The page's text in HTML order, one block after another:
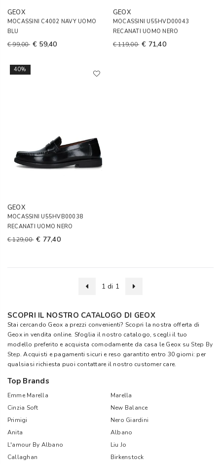
GEOX
MOCASSINI C4002 NAVY UOMO
BLU
€ 99,00 € 59,40
GEOX
MOCASSINI U55HVD00043
RECANATI UOMO NERO
€ 119,00 € 71,40
40%
GEOX
MOCASSINI U55HVB00038
RECANATI UOMO NERO
€ 129,00 € 77,40
1 di 1
SCOPRI IL NOSTRO CATALOGO DI GEOX
Stai cercando Geox a prezzi convenienti? Scopri la nostra offerta di
Geox in vendita online. Sfoglia il nostro catalogo, scegli il tuo
modello preferito e acquista comodamente da casa le Geox suStep By
Step. Acquisti e pagamenti sicuri e reso garantito entro 30 giorni: per
qualsiasi richiesta puoi contattare il nostro customer care.
Top Brands
Emme Marella
Marella
Cinzia Soft
New Balance
Primigi
Nero Giardini
Anita
Albano
L'amour By Albano
Liu Jo
Callaghan
Birkenstock